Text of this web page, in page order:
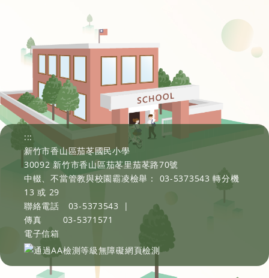
:::
新竹市香山區茄苳國民小學
30092 新竹市香山區茄苳里茄苳路70號
中輟、不當管教與校園霸凌檢舉： 03-5373543 轉分機
13 或 29
聯絡電話
03-5373543
|
傳真
03-5371571
電子信箱